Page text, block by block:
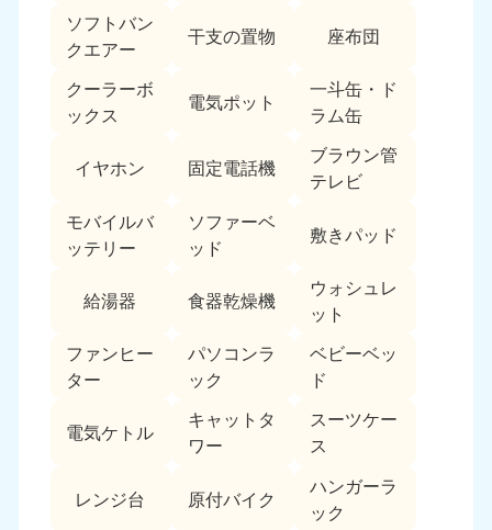
ソフトバン
クエアー
干支の置物 座布団
クーラーボ
ックス
電気ポット
一斗缶・ド
ラム缶
イヤホン 固定電話機
ブラウン管
テレビ
モバイルバ
ッテリー
ソファーベ
ッド
敷きパッド
給湯器 食器乾燥機
ウォシュレ
ット
ファンヒー
ター
パソコンラ
ック
ベビーベッ
ド
電気ケトル
キャットタ
ワー
スーツケー
ス
レンジ台 原付バイク
ハンガーラ
ック
大分県
050-1880-9893
9:00〜19:00 年中無休
050-1880-9890
9:00〜19:00 年中無休
050-1880-9892
沖縄県
050-1880-9887